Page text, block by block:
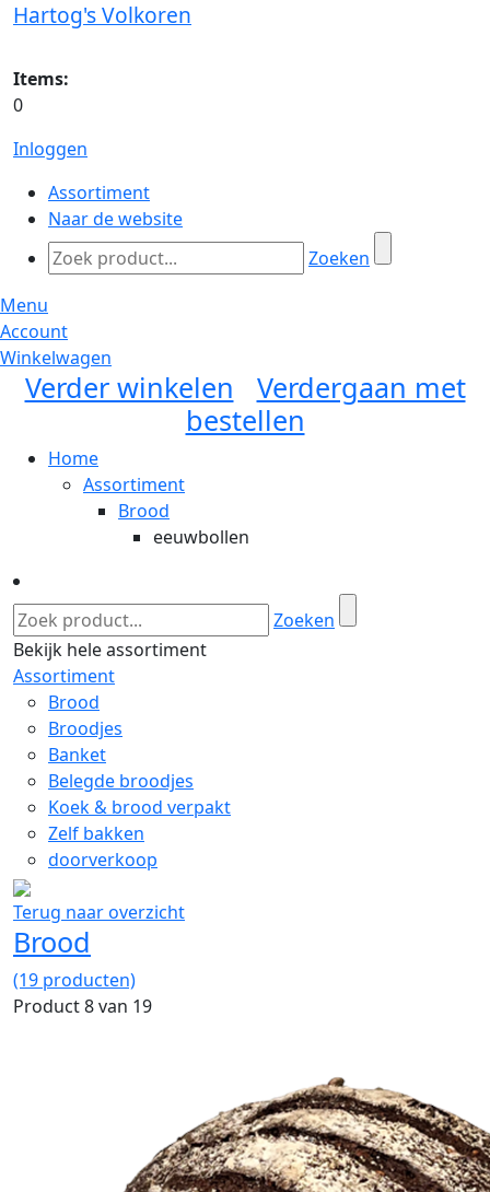
Hartog's Volkoren
Items:
0
Inloggen
Assortiment
Naar de website
Zoeken
Menu
Account
Winkelwagen
Verder winkelen
Verdergaan met
bestellen
Home
Assortiment
Brood
eeuwbollen
Zoeken
Bekijk hele assortiment
Assortiment
Brood
Broodjes
Banket
Belegde broodjes
Koek & brood verpakt
Zelf bakken
doorverkoop
Terug naar overzicht
Brood
(19 producten)
Product 8 van 19